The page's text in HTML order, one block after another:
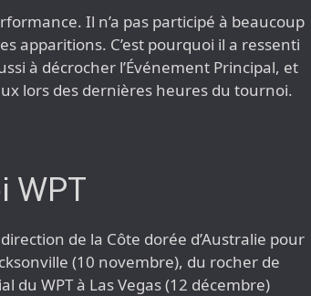
Il n’a pas participé à beaucoup
apparitions. C’est pourquoi il a ressenti
à décrocher l’Événement Principal, et
lors des dernières heures du tournoi.
WPT
de la Côte dorée d’Australie pour
(10 novembre), du rocher de
WPT à Las Vegas (12 décembre)